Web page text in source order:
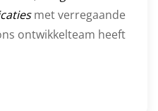
met verregaande
ontwikkelteam heeft